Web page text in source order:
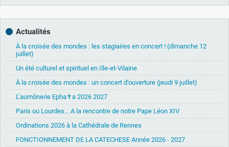
Actualités
À la croisée des mondes : les stagiaires en concert ! (dimanche 12
juillet)
Un été culturel et spirituel en Ille-et-Vilaine
À la croisée des mondes : un concert d’ouverture (jeudi 9 juillet)
L’aumônerie Epha✝a 2026 2027
Paris ou Lourdes... A la rencontre de notre Pape Léon XIV
Ordinations 2026 à la Cathédrale de Rennes
FONCTIONNEMENT DE LA CATECHESE Année 2026 - 2027